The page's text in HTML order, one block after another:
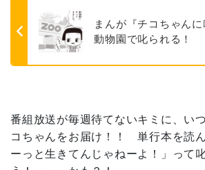
まんが『チコちゃん
動物園で叱られる！
番組放送が毎週待てないキミに、い
コちゃんをお届け！！ 単行本を読
ーっと生きてんじゃねーよ！」って